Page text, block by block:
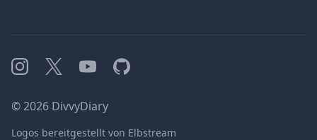
Instagram
X YouTubeGitHub
©2026 DivvyDiary
Logos bereitgestellt von Elbstream